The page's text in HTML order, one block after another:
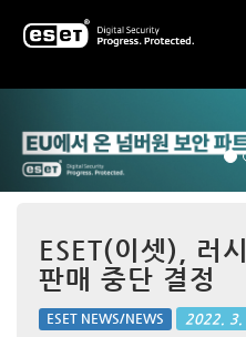
ESET(이셋), 러
판매 중단 결정
ESET NEWS/NEWS 2022.